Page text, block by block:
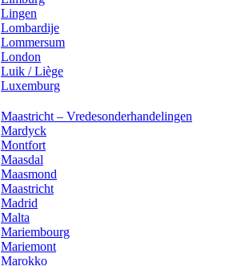
Lingen
Lombardije
Lommersum
London
Luik / Liège
Luxemburg
Maastricht – Vredesonderhandelingen
Mardyck
Montfort
Maasdal
Maasmond
Maastricht
Madrid
Malta
Mariembourg
Mariemont
Marokko